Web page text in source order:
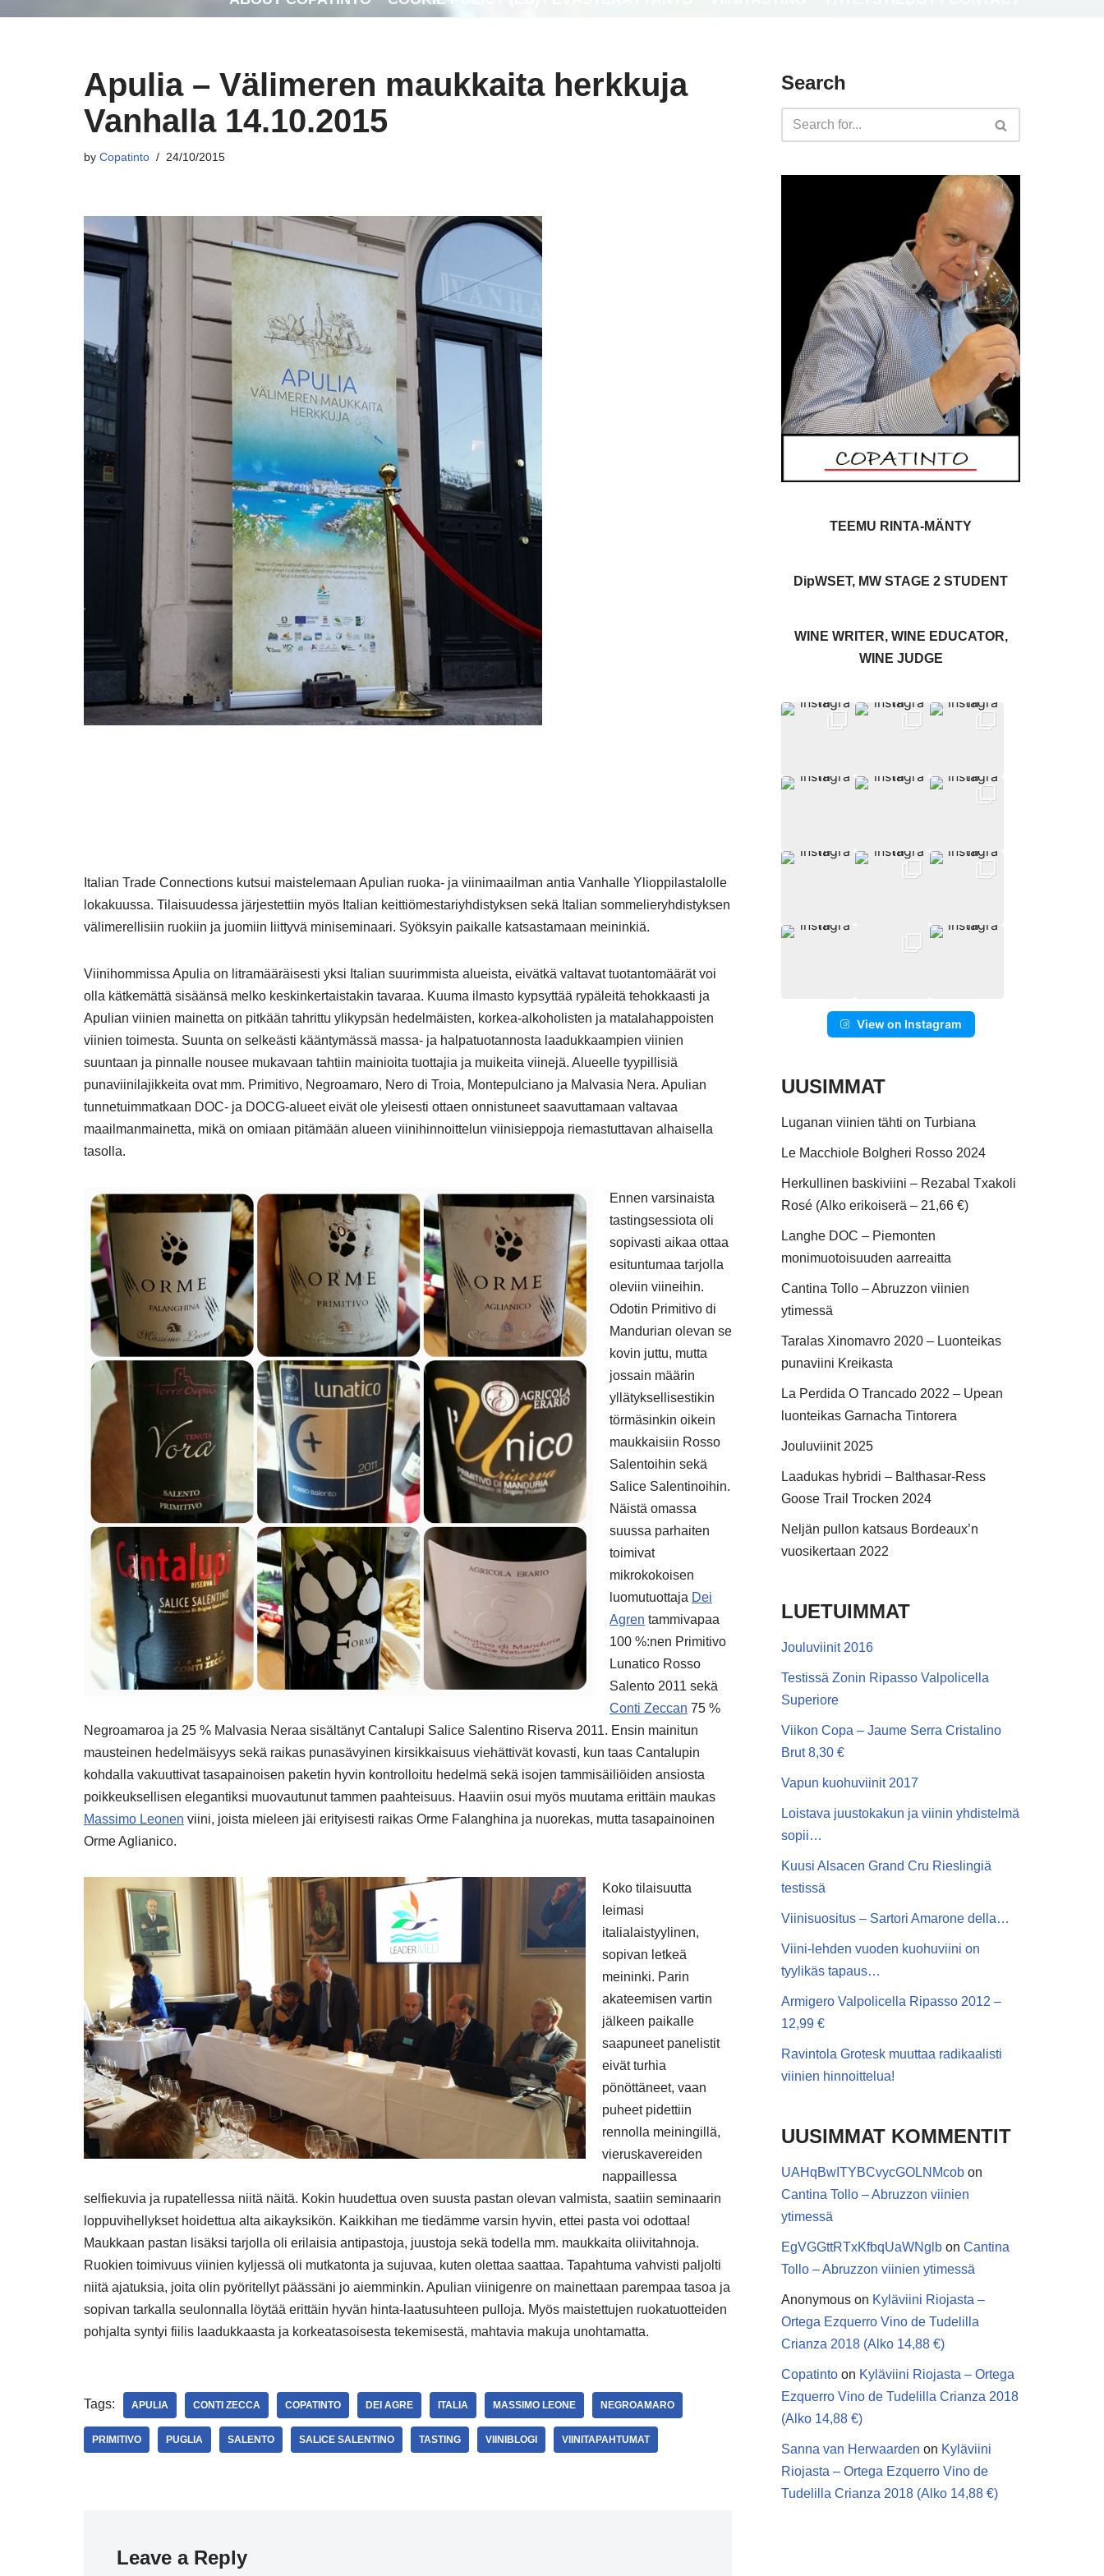
Apulia – Välimeren maukkaita herkkuja
Vanhalla 14.10.2015
by Copatinto 24/10/2015
Italian Trade Connections kutsui maistelemaan Apulian ruoka- ja viinimaailman antia Vanhalle Ylioppilastalolle
lokakuussa. Tilaisuudessa järjestettiin myös Italian keittiömestariyhdistyksen sekä Italian sommelieryhdistyksen
välimerellisiin ruokiin ja juomiin liittyvä miniseminaari. Syöksyin paikalle katsastamaan meininkiä.
Viinihommissa Apulia on litramääräisesti yksi Italian suurimmista alueista, eivätkä valtavat tuotantomäärät voi
olla kätkemättä sisäänsä melko keskinkertaistakin tavaraa. Kuuma ilmasto kypsyttää rypäleitä tehokkaasti ja
Apulian viinien mainetta on pitkään tahrittu ylikypsän hedelmäisten, korkea-alkoholisten ja matalahappoisten
viinien toimesta. Suunta on selkeästi kääntymässä massa- ja halpatuotannosta laadukkaampien viinien
suuntaan ja pinnalle nousee mukavaan tahtiin mainioita tuottajia ja muikeita viinejä. Alueelle tyypillisiä
punaviinilajikkeita ovat mm. Primitivo, Negroamaro, Nero di Troia, Montepulciano ja Malvasia Nera. Apulian
tunnetuimmatkaan DOC- ja DOCG-alueet eivät ole yleisesti ottaen onnistuneet saavuttamaan valtavaa
maailmanmainetta, mikä on omiaan pitämään alueen viinihinnoittelun viinisieppoja riemastuttavan alhaisella
tasolla.
Ennen varsinaista
tastingsessiota oli
sopivasti aikaa ottaa
esituntumaa tarjolla
oleviin viineihin.
Odotin Primitivo di
Mandurian olevan se
kovin juttu, mutta
jossain määrin
yllätyksellisestikin
törmäsinkin oikein
maukkaisiin Rosso
Salentoihin sekä
Salice Salentinoihin.
Näistä omassa
suussa parhaiten
toimivat
mikrokokoisen
luomutuottaja Dei
Agren tammivapaa
100 %:nen Primitivo
Lunatico Rosso
Salento 2011 sekä
Conti Zeccan 75 %
Negroamaroa ja 25 % Malvasia Neraa sisältänyt Cantalupi Salice Salentino Riserva 2011. Ensin mainitun
mausteinen hedelmäisyys sekä raikas punasävyinen kirsikkaisuus viehättivät kovasti, kun taas Cantalupin
kohdalla vakuuttivat tasapainoisen paketin hyvin kontrolloitu hedelmä sekä isojen tammisäiliöiden ansiosta
poikkeuksellisen elegantiksi muovautunut tammen paahteisuus. Haaviin osui myös muutama erittäin maukas
Massimo Leonen viini, joista mieleen jäi erityisesti raikas Orme Falanghina ja nuorekas, mutta tasapainoinen
Orme Aglianico.
Koko tilaisuutta
leimasi
italialaistyylinen,
sopivan letkeä
meininki. Parin
akateemisen vartin
jälkeen paikalle
saapuneet panelistit
eivät turhia
pönöttäneet, vaan
puheet pidettiin
rennolla meiningillä,
vieruskavereiden
nappaillessa
selfiekuvia ja rupatellessa niitä näitä. Kokin huudettua oven suusta pastan olevan valmista, saatiin seminaarin
loppuvihellykset hoidettua alta aikayksikön. Kaikkihan me tiedämme varsin hyvin, ettei pasta voi odottaa!
Maukkaan pastan lisäksi tarjolla oli erilaisia antipastoja, juustoja sekä todella mm. maukkaita oliivitahnoja.
Ruokien toimivuus viinien kyljessä oli mutkatonta ja sujuvaa, kuten olettaa saattaa. Tapahtuma vahvisti paljolti
niitä ajatuksia, joita olin pyöritellyt päässäni jo aiemminkin. Apulian viinigenre on mainettaan parempaa tasoa ja
sopivan tarkalla seulonnalla löytää erittäin hyvän hinta-laatusuhteen pulloja. Myös maistettujen ruokatuotteiden
pohjalta syntyi fiilis laadukkaasta ja korkeatasoisesta tekemisestä, mahtavia makuja unohtamatta.
Tags: APULIA CONTI ZECCA COPATINTO DEI AGRE ITALIA MASSIMO LEONE NEGROAMARO
PRIMITIVO PUGLIA SALENTO SALICE SALENTINO TASTING VIINIBLOGI VIINITAPAHTUMAT
Leave a Reply
Search
TEEMU RINTA-MÄNTY
DipWSET, MW STAGE 2 STUDENT
WINE WRITER, WINE EDUCATOR,
WINE JUDGE
View on Instagram
UUSIMMAT
Luganan viinien tähti on Turbiana
Le Macchiole Bolgheri Rosso 2024
Herkullinen baskiviini – Rezabal Txakoli
Rosé (Alko erikoiserä – 21,66 €)
Langhe DOC – Piemonten
monimuotoisuuden aarreaitta
Cantina Tollo – Abruzzon viinien
ytimessä
Taralas Xinomavro 2020 – Luonteikas
punaviini Kreikasta
La Perdida O Trancado 2022 – Upean
luonteikas Garnacha Tintorera
Jouluviinit 2025
Laadukas hybridi – Balthasar-Ress
Goose Trail Trocken 2024
Neljän pullon katsaus Bordeaux’n
vuosikertaan 2022
LUETUIMMAT
Jouluviinit 2016
Testissä Zonin Ripasso Valpolicella
Superiore
Viikon Copa – Jaume Serra Cristalino
Brut 8,30 €
Vapun kuohuviinit 2017
Loistava juustokakun ja viinin yhdistelmä
sopii…
Kuusi Alsacen Grand Cru Rieslingiä
testissä
Viinisuositus – Sartori Amarone della…
Viini-lehden vuoden kuohuviini on
tyylikäs tapaus…
Armigero Valpolicella Ripasso 2012 –
12,99 €
Ravintola Grotesk muuttaa radikaalisti
viinien hinnoittelua!
UUSIMMAT KOMMENTIT
UAHqBwITYBCvycGOLNMcob on
Cantina Tollo – Abruzzon viinien
ytimessä
EgVGGttRTxKfbqUaWNglb on Cantina
Tollo – Abruzzon viinien ytimessä
Anonymous on Kyläviini Riojasta –
Ortega Ezquerro Vino de Tudelilla
Crianza 2018 (Alko 14,88 €)
Copatinto on Kyläviini Riojasta – Ortega
Ezquerro Vino de Tudelilla Crianza 2018
(Alko 14,88 €)
Sanna van Herwaarden on Kyläviini
Riojasta – Ortega Ezquerro Vino de
Tudelilla Crianza 2018 (Alko 14,88 €)